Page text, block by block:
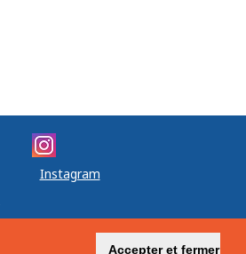
Accepter et fermer
Instagram